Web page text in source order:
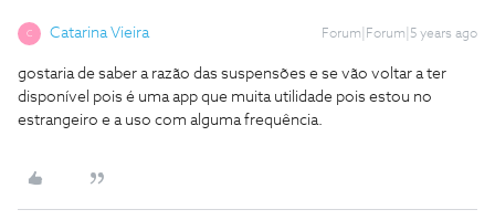
C Catarina Vieira Forum|Forum|5 years ago
gostaria de saber a razão das suspensões e se vão voltar a ter
disponível pois é uma app que muita utilidade pois estou no
estrangeiro e a uso com alguma frequência.